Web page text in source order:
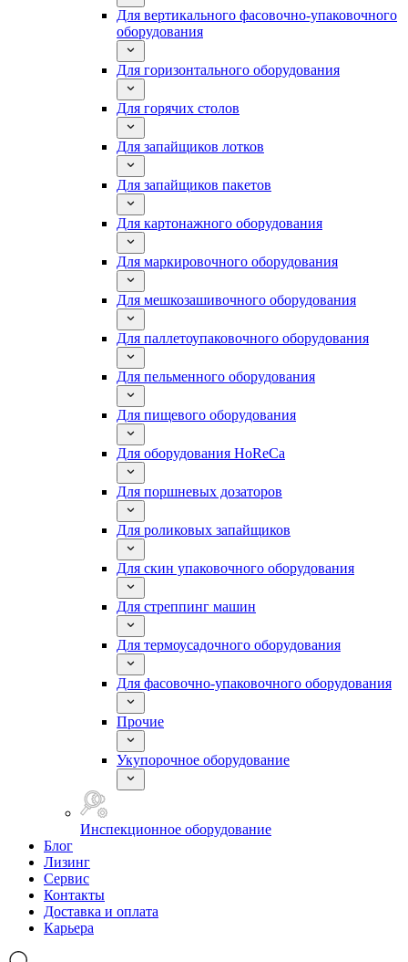
Для вертикального фасовочно-упаковочного
оборудования
Для горизонтального оборудования
Для горячих столов
Для запайщиков лотков
Для запайщиков пакетов
Для картонажного оборудования
Для маркировочного оборудования
Для мешкозашивочного оборудования
Для паллетоупаковочного оборудования
Для пельменного оборудования
Для пищевого оборудования
Для оборудования HoReCa
Для поршневых дозаторов
Для роликовых запайщиков
Для скин упаковочного оборудования
Для стреппинг машин
Для термоусадочного оборудования
Для фасовочно-упаковочного оборудования
Прочие
Укупорочное оборудование
Инспекционное оборудование
Блог
Лизинг
Сервис
Контакты
Доставка и оплата
Карьера